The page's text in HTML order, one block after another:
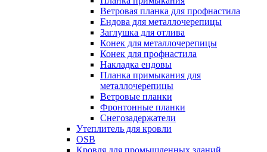
Ветровая планка для профнастила
Ендова для металлочерепицы
Заглушка для отлива
Конек для металлочерепицы
Конек для профнастила
Накладка ендовы
Планка примыкания для
металлочерепицы
Ветровые планки
Фронтонные планки
Снегозадержатели
Утеплитель для кровли
OSB
Кровля для промышленных зданий